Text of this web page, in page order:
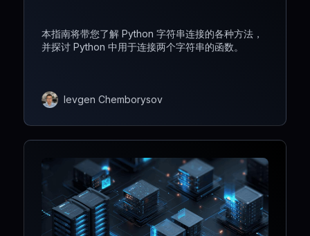
本指南将带您了解 Python 字符串连接的各种方法，
并探讨 Python 中用于连接两个字符串的函数。
Ievgen Chemborysov